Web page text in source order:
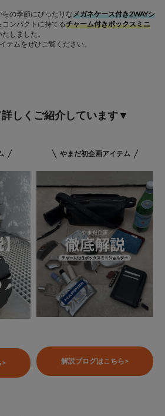
の季節にぴったりなメガネケース付き2WAYシ
ンパクトに持てるチャーム付きボックスミニ
しました。
テムをぜひご覧ください。
しくご紹介しています▼
>
やまだ初企画アイテム
解説ブログはこちら>